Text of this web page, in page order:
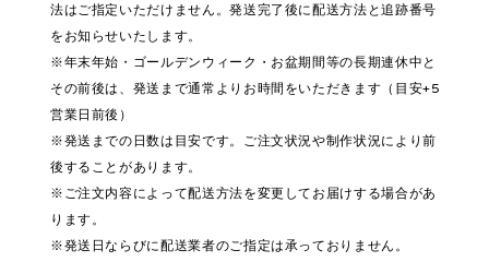
法はご指定いただけません。発送完了後に配送方法と追跡番号
をお知らせいたします。
※年末年始・ゴールデンウィーク・お盆期間等の長期連休中と
その前後は、発送まで通常よりお時間をいただきます（目安+5
営業日前後）
※発送までの日数は目安です。ご注文状況や制作状況により前
後することがあります。
※ご注文内容によって配送方法を変更してお届けする場合があ
ります。
※発送日ならびに配送業者のご指定は承っておりません。